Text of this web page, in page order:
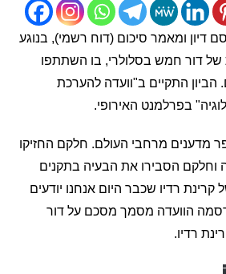
סיכום (דוח רשמי), בנוגע
חמש בסלולרי, בו השתתפו
ב"וועדה להערכת
האירופי.
מרחבי העולם. חלקם החזיקו
הסבירו את הבעיה בתקנים
שכבר היום אנחנו יודעים
מסמך מסכם על דור